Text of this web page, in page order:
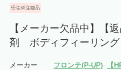
【メーカー欠品中】【
剤 ボディフィーリン
メーカー フロンテ(P-UP)
【